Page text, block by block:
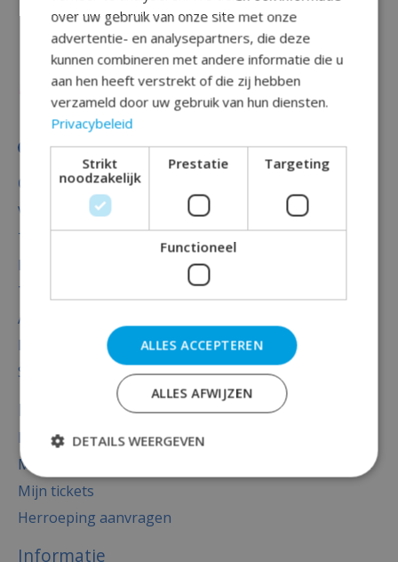
Categorieën
Versiering
Totaal thema feest
Decoratie
Thema's
Accessoires
Baby versiering luxe
Sale
Mijn account
Registreren
Mijn bestellingen
Mijn tickets
Herroeping aanvragen
Informatie
over uw gebruik van onze site met onze
advertentie- en analysepartners, die deze
kunnen combineren met andere informatie die u
aan hen heeft verstrekt of die zij hebben
verzameld door uw gebruik van hun diensten.
Privacybeleid
Strikt
noodzakelijk
Prestatie Targeting
Functioneel
ALLES ACCEPTEREN
ALLES AFWIJZEN
DETAILS WEERGEVEN